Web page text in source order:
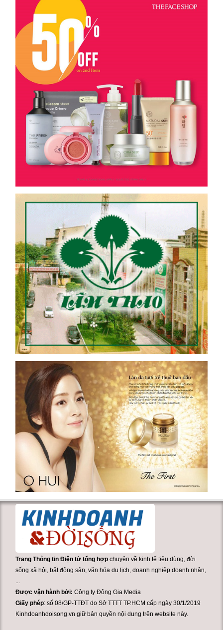
Trang Thông tin Điện tử tổng hợp chuyên về kinh tế tiêu dùng, đời
sống xã hội, bất động sản, văn hóa du lịch, doanh nghiệp doanh nhân,
Được vận hành bởi:Công ty Đông Gia Media
Giấy phép: số 08/GP-TTĐT do Sở TTTT TP.HCM cấp ngày 30/1/2019
Kinhdoanhdoisong.vn giữ bản quyền nội dung trên website này.